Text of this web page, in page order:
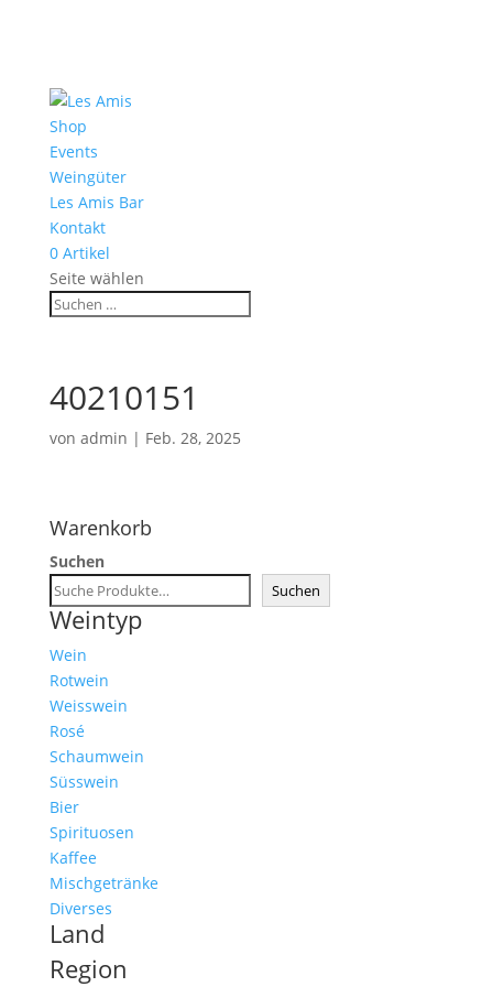
Shop
Events
Weingüter
Les Amis Bar
Kontakt
0 Artikel
Seite wählen
40210151
von admin | Feb. 28, 2025
Warenkorb
Suchen
Suchen
Weintyp
Wein
Rotwein
Weisswein
Rosé
Schaumwein
Süsswein
Bier
Spirituosen
Kaffee
Mischgetränke
Diverses
Land
Region